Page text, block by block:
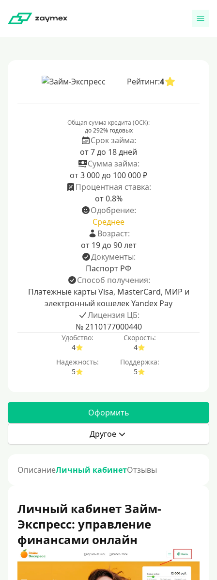
Рейтинг:4
Общая сумма кредита (ОСК):
до 292% годовых
Срок займа:
от 7 до 18 дней
Сумма займа:
от 3 000 до 100 000 ₽
Процентная ставка:
от 0.8%
Одобрение:
Среднее
Возраст:
от 19 до 90 лет
Документы:
Паспорт РФ
Способ получения:
Платежные карты Visa, MasterCard, МИР и
электронный кошелек Yandex Pay
Лицензия ЦБ:
№ 2110177000440
Удобство:
4
Скорость:
4
Надежность:
5
Поддержка:
5
Оформить
Другое
ОписаниеЛичный кабинетОтзывы
Личный кабинет Займ-
Экспресс: управление
финансами онлайн